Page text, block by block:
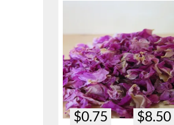
$0.75 – $8.50